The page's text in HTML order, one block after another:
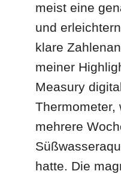
meist eine
und
klare
meiner
Measury
Thermometer,
mehrere
hatte. Die